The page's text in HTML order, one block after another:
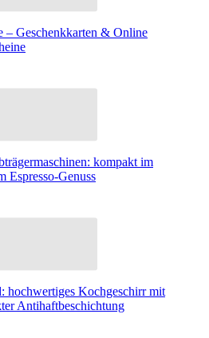
– Geschenkkarten & Online
kompakt im
Espresso-Genuss
hochwertiges Kochgeschirr mit
Antihaftbeschichtung